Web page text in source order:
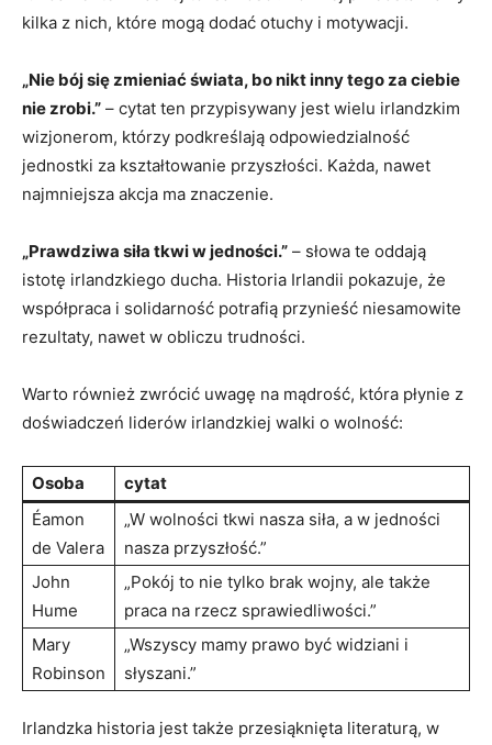
kilka z nich, które mogą dodać otuchy i motywacji.
„Nie bój się zmieniać świata, bo nikt inny tego za ciebie
nie zrobi.” – cytat ten przypisywany jest wielu irlandzkim
wizjonerom, którzy podkreślają odpowiedzialność
jednostki za kształtowanie przyszłości. Każda, nawet
najmniejsza akcja ma znaczenie.
„Prawdziwa siła tkwi w jedności.” – słowa te oddają
istotę irlandzkiego ducha. Historia Irlandii pokazuje, że
współpraca i solidarność potrafią przynieść niesamowite
rezultaty, nawet w obliczu trudności.
Warto również zwrócić uwagę na mądrość, która płynie z
doświadczeń liderów irlandzkiej walki o wolność:
Osoba
cytat
Éamon
de Valera
„W wolności tkwi nasza siła, a w jedności
nasza przyszłość.”
John
Hume
„Pokój to nie tylko brak wojny, ale także
praca na rzecz sprawiedliwości.”
Mary
Robinson
„Wszyscy mamy prawo być widziani i
słyszani.”
Irlandzka historia jest także przesiąknięta literaturą, w